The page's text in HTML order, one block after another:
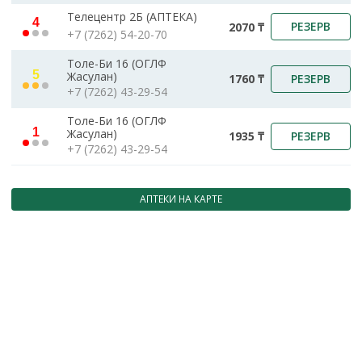
4
Телецентр 2Б (АПТЕКА)
+7 (7262) 54-20-70
2070 ₸ РЕЗЕРВ
5
Толе-Би 16 (ОГЛФ
Жасулан)
+7 (7262) 43-29-54
1760 ₸ РЕЗЕРВ
1
Толе-Би 16 (ОГЛФ
Жасулан)
+7 (7262) 43-29-54
1935 ₸ РЕЗЕРВ
АПТЕКИ НА КАРТЕ